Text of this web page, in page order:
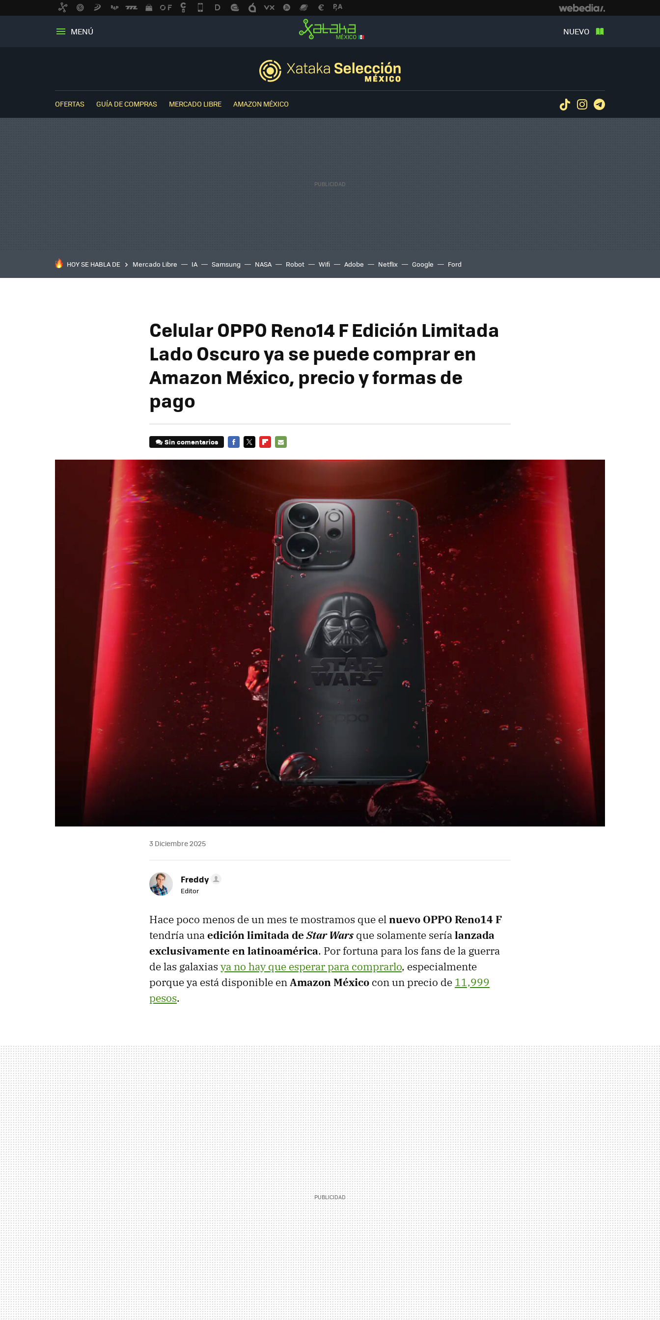
MENÚ NUEVO
OFERTAS GUÍA DE COMPRAS MERCADO LIBRE AMAZON MÉXICO TiktokInstagram
HOY SE HABLA DE Mercado Libre IA Samsung NASA Robot Wifi Adobe Netflix Google Ford
Celular OPPO Reno14 F Edición Limitada
Lado Oscuro ya se puede comprar en
Amazon México, precio y formas de
pago
Sin comentarios
3 Diciembre 2025
Freddy
Editor
Hace poco menos de un mes te mostramos que elnuevo OPPO Reno14 F
tendría unaedición limitada deStar Wars que solamente seríalanzada
exclusivamente en latinoamérica. Por fortuna para los fans de la guerra
de las galaxias ya no hay que esperar para comprarlo, especialmente
porque ya está disponible enAmazon México con un precio de 11,999
pesos.